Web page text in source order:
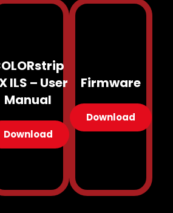
ILS – User
Manual
Download
Firmware
Download